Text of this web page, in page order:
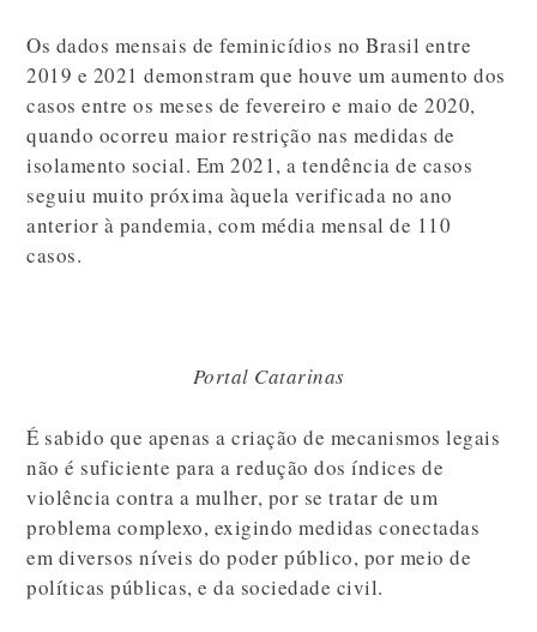
Os dados mensais de feminicídios no Brasil entre
2019 e 2021 demonstram que houve um aumento dos
casos entre os meses de fevereiro e maio de 2020,
quando ocorreu maior restrição nas medidas de
isolamento social. Em 2021, a tendência de casos
seguiu muito próxima àquela verificada no ano
anterior à pandemia, com média mensal de 110
casos.
Portal Catarinas
É sabido que apenas a criação de mecanismos legais
não é suficiente para a redução dos índices de
violência contra a mulher, por se tratar de um
problema complexo, exigindo medidas conectadas
em diversos níveis do poder público, por meio de
políticas públicas, e da sociedade civil.